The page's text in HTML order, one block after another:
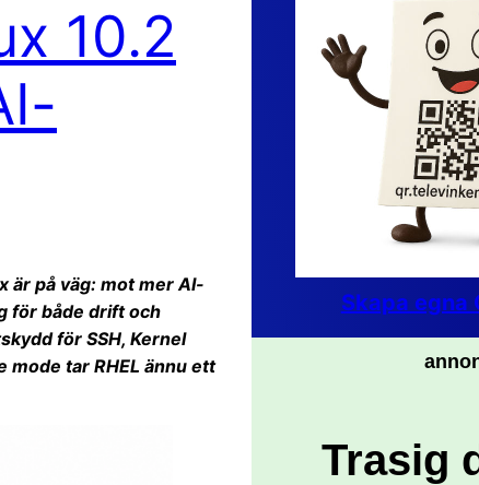
10.2
är på väg: mot mer AI-
för både drift och
för SSH, Kernel
mode tar RHEL ännu ett
Skapa egna
Trasig